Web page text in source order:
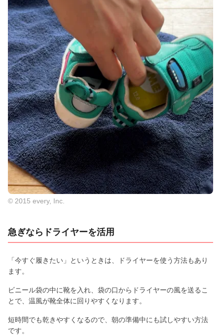
© 2015 every, Inc.
急ぎならドライヤーを活用
「今すぐ履きたい」というときは、ドライヤーを使う方法もあり
ます。
ビニール袋の中に靴を入れ、袋の口からドライヤーの風を送るこ
とで、温風が靴全体に回りやすくなります。
短時間でも乾きやすくなるので、朝の準備中にも試しやすい方法
です。